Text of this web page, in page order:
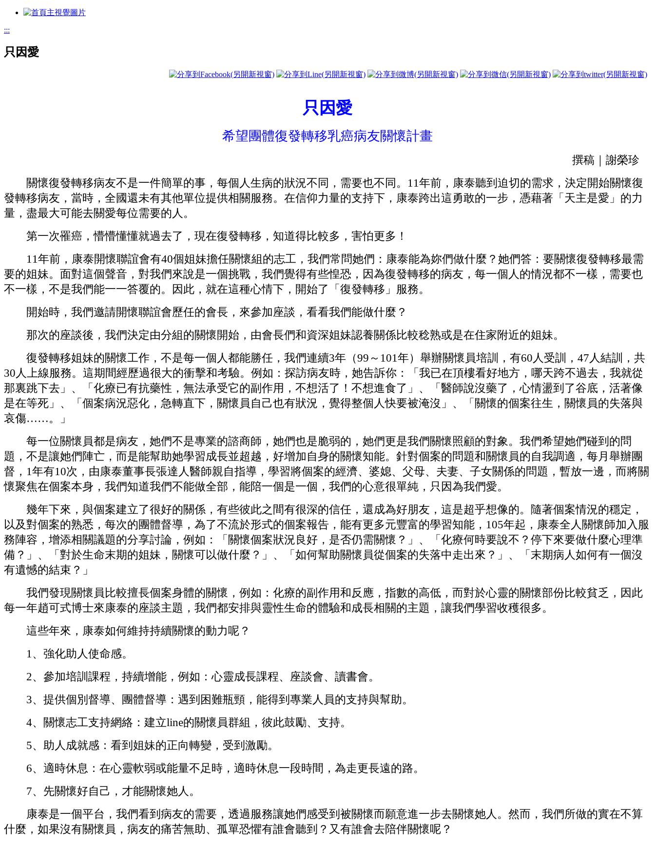
:::
只因愛
只因愛
希望團體復發轉移乳癌病友關懷計畫
撰稿｜謝榮珍
關懷復發轉移病友不是一件簡單的事，每個人生病的狀況不同，需要也不同。11年前，康泰聽到迫切的需求，決定開始關懷復
發轉移病友，當時，全國還未有其他單位提供相關服務。在信仰力量的支持下，康泰跨出這勇敢的一步，憑藉著「天主是愛」的力
量，盡最大可能去關愛每位需要的人。
第一次罹癌，懵懵懂懂就過去了，現在復發轉移，知道得比較多，害怕更多！
11年前，康泰開懷聯誼會有40個姐妹擔任關懷組的志工，我們常問她們：康泰能為妳們做什麼？她們答：要關懷復發轉移最需
要的姐妹。面對這個聲音，對我們來說是一個挑戰，我們覺得有些惶恐，因為復發轉移的病友，每一個人的情況都不一樣，需要也
不一樣，不是我們能一一答覆的。因此，就在這種心情下，開始了「復發轉移」服務。
開始時，我們邀請開懷聯誼會歷任的會長，來參加座談，看看我們能做什麼？
那次的座談後，我們決定由分組的關懷開始，由會長們和資深姐妹認養關係比較稔熟或是在住家附近的姐妹。
復發轉移姐妹的關懷工作，不是每一個人都能勝任，我們連續3年（99～101年）舉辦關懷員培訓，有60人受訓，47人結訓，共
30人上線服務。這期間經歷過很大的衝擊和考驗。例如：探訪病友時，她告訴你：「我已在頂樓看好地方，哪天跨不過去，我就從
那裏跳下去」、「化療已有抗藥性，無法承受它的副作用，不想活了！不想進食了」、「醫師說沒藥了，心情盪到了谷底，活著像
是在等死」、「個案病況惡化，急轉直下，關懷員自己也有狀況，覺得整個人快要被淹沒」、「關懷的個案往生，關懷員的失落與
哀傷……。」
每一位關懷員都是病友，她們不是專業的諮商師，她們也是脆弱的，她們更是我們關懷照顧的對象。我們希望她們碰到的問
題，不是讓她們陣亡，而是能幫助她學習成長並超越，好增加自身的關懷知能。針對個案的問題和關懷員的自我調適，每月舉辦團
督，1年有10次，由康泰董事長張達人醫師親自指導，學習將個案的經濟、婆媳、父母、夫妻、子女關係的問題，暫放一邊，而將關
懷聚焦在個案本身，我們知道我們不能做全部，能陪一個是一個，我們的心意很單純，只因為我們愛。
幾年下來，與個案建立了很好的關係，有些彼此之間有很深的信任，還成為好朋友，這是超乎想像的。隨著個案情況的穩定，
以及對個案的熟悉，每次的團體督導，為了不流於形式的個案報告，能有更多元豐富的學習知能，105年起，康泰全人關懷師加入服
務陣容，增添相關議題的分享討論，例如：「關懷個案狀況良好，是否仍需關懷？」、「化療何時要說不？停下來要做什麼心理準
備？」、「對於生命末期的姐妹，關懷可以做什麼？」、「如何幫助關懷員從個案的失落中走出來？」、「末期病人如何有一個沒
有遺憾的結束？」
我們發現關懷員比較擅長個案身體的關懷，例如：化療的副作用和反應，指數的高低，而對於心靈的關懷部份比較貧乏，因此
每一年趙可式博士來康泰的座談主題，我們都安排與靈性生命的體驗和成長相關的主題，讓我們學習收穫很多。
這些年來，康泰如何維持持續關懷的動力呢？
1、強化助人使命感。
2、參加培訓課程，持續增能，例如：心靈成長課程、座談會、讀書會。
3、提供個別督導、團體督導：遇到困難瓶頸，能得到專業人員的支持與幫助。
4、關懷志工支持網絡：建立line的關懷員群組，彼此鼓勵、支持。
5、助人成就感：看到姐妹的正向轉變，受到激勵。
6、適時休息：在心靈軟弱或能量不足時，適時休息一段時間，為走更長遠的路。
7、先關懷好自己，才能關懷她人。
康泰是一個平台，我們看到病友的需要，透過服務讓她們感受到被關懷而願意進一步去關懷她人。然而，我們所做的實在不算
什麼，如果沒有關懷員，病友的痛苦無助、孤單恐懼有誰會聽到？又有誰會去陪伴關懷呢？